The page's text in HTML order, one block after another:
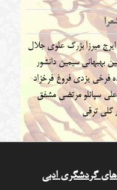
ایرج میرزابزرگ علوی جلال
بهبهانیسیمین دانشور
فرخی یزدی فروغ فرخزاد
سپانلومرتضی مشفق
گلی ترقی
گردشگری ادبی